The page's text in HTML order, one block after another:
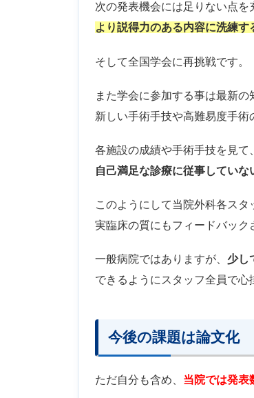
次の発表機会には足りない点を
より説得力のある内容に洗練す
そして全国学会に再挑戦です。
また学会に参加する事は最新の
新しい手術手技や高難易度手術
各施設の成績や手術手技を見
自己満足な診療に従事していな
このようにして当院外科各スタ
実臨床の質にもフィードバック
一般病院ではありますが、 少し
できるようにスタッフ全員で心
今後の課題は論文化
ただ自分も含め、 当院では発表